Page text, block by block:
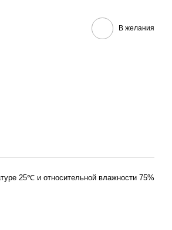
В желания
25℃ и относительной влажности 75%